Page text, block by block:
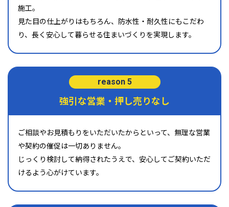
施工。
見た目の仕上がりはもちろん、防水性・耐久性にもこだわ
り、長く安心して暮らせる住まいづくりを実現します。
reason 5
強引な営業・押し売りなし
ご相談やお見積もりをいただいたからといって、無理な営業
や契約の催促は一切ありません。
じっくり検討して納得されたうえで、安心してご契約いただ
けるよう心がけています。